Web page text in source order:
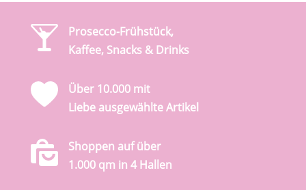
Prosecco-Frühstück,
Kaffee, Snacks & Drinks
Über 10.000 mit
Liebe ausgewählte Artikel
Shoppen auf über
1.000 qm in 4 Hallen